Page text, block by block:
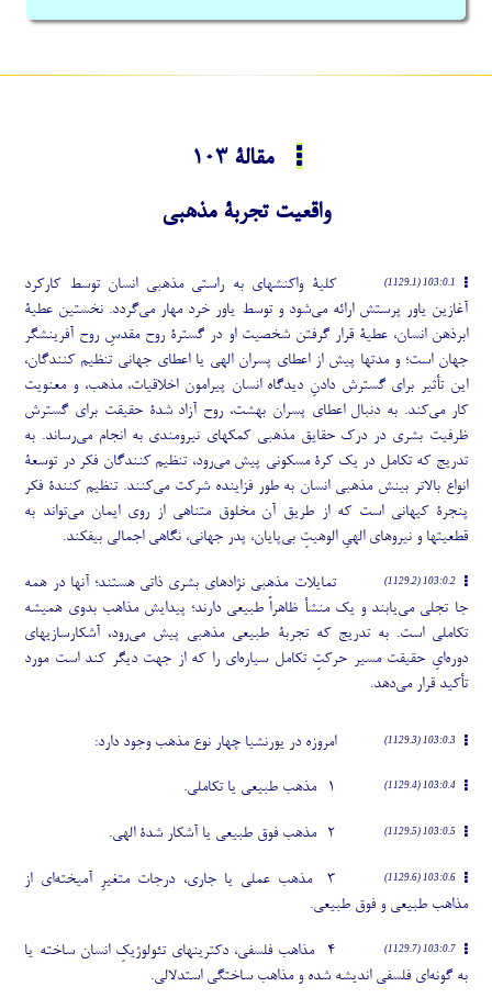
مقالۀ 103
واقعیت تجربۀ مذهبی
103:0.1 (1129.1)
کلیۀ واکنشهای به راستی مذهبی انسان توسط کارکرد
آغازین یاور پرستش ارائه میشود و توسط یاور خرد مهار میگردد. نخستین عطیۀ
ابرذهن انسان، عطیۀ قرار گرفتن شخصیت او در گسترۀ روح مقدسِ روح آفرینشگر
جهان است؛ و مدتها پیش از اعطای پسران الهی یا اعطای جهانی تنظیم کنندگان،
این تأثیر برای گسترش دادنِ دیدگاه انسان پیرامون اخلاقیات، مذهب، و معنویت
کار میکند. به دنبال اعطای پسران بهشت، روح آزاد شدۀ حقیقت برای گسترش
ظرفیت بشری در درک حقایق مذهبی کمکهای نیرومندی به انجام میرساند. به
تدریج که تکامل در یک کرۀ مسکونی پیش میرود، تنظیم کنندگان فکر در توسعۀ
انواع بالاتر بینش مذهبی انسان به طور فزاینده شرکت میکنند. تنظیم کنندۀ فکر
پنجرۀ کیهانی است که از طریق آن مخلوق متناهی از روی ایمان میتواند به
قطعیتها و نیروهای الهیِ الوهیتِ بیپایان، پدر جهانی، نگاهی اجمالی بیفکند.
103:0.2 (1129.2)
تمایلات مذهبی نژادهای بشری ذاتی هستند؛ آنها در همه
جا تجلی مییابند و یک منشأ ظاهراً طبیعی دارند؛ پیدایش مذاهب بدوی همیشه
تکاملی است. به تدریج که تجربۀ طبیعی مذهبی پیش میرود، آشکارسازیهای
دورهایِ حقیقت مسیر حرکتِ تکامل سیارهای را که از جهت دیگر کند است مورد
تأکید قرار میدهد.
103:0.3 (1129.3) امروزه در یورنشیا چهار نوع مذهب وجود دارد:
103:0.4 (1129.4) 1- مذهب طبیعی یا تکاملی.
103:0.5 (1129.5) 2- مذهب فوق طبیعی یا آشکار شدۀ الهی.
103:0.6 (1129.6) 3- مذهب عملی یا جاری، درجات متغیرِ آمیخته
ای از
مذاهب طبیعی و فوق طبیعی.
103:0.7 (1129.7)
4- مذاهب فلسفی، دکترینهای تئولوژیکِ انسان ساخته یا
به گونهای فلسفی اندیشه شده و مذاهب ساختگی استدلالی.